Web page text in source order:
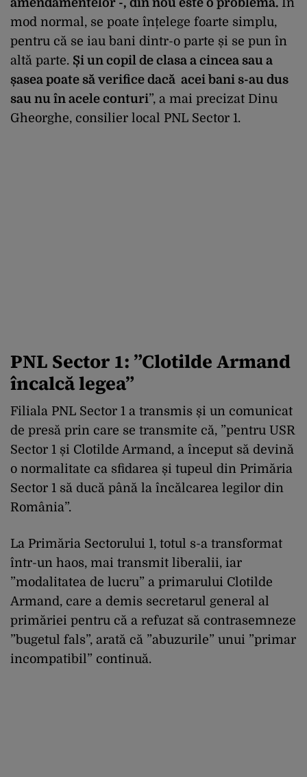
mod normal, se poate înțelege foarte simplu,
pentru că se iau bani dintr-o parte și se pun în
altă parte. Și un copil de clasa a cincea sau a
șasea poate să verifice dacă acei bani s-au dus
sau nu în acele conturi”, a mai precizat Dinu
Gheorghe, consilier local PNL Sector 1.
PNL Sector 1: ”Clotilde Armand
încalcă legea”
Filiala PNL Sector 1 a transmis și un comunicat
de presă prin care se transmite că, ”pentru USR
Sector 1 și Clotilde Armand, a început să devină
o normalitate ca sfidarea și tupeul din Primăria
Sector 1 să ducă până la încălcarea legilor din
România”.
La Primăria Sectorului 1, totul s-a transformat
într-un haos, mai transmit liberalii, iar
”modalitatea de lucru” a primarului Clotilde
Armand, care a demis secretarul general al
primăriei pentru că a refuzat să contrasemneze
”bugetul fals”, arată că ”abuzurile” unui ”primar
incompatibil” continuă.